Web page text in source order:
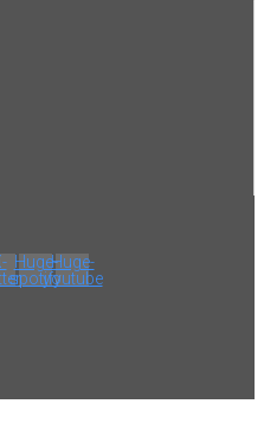
Huge-
spotify
Huge-
youtube